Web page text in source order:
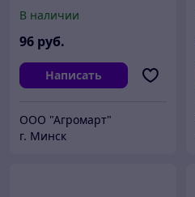
В наличии
96 руб.
Написать
ООО "Агромарт"
г. Минск